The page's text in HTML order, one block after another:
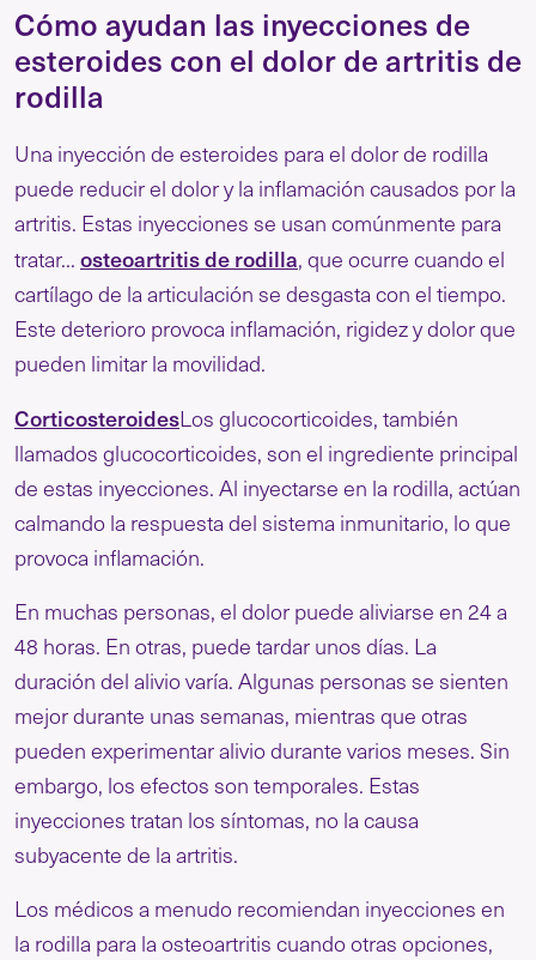
Cómo ayudan las inyecciones de
esteroides con el dolor de artritis de
rodilla
Una inyección de esteroides para el dolor de rodilla
puede reducir el dolor y la inflamación causados por la
artritis. Estas inyecciones se usan comúnmente para
tratar... osteoartritis de rodilla, que ocurre cuando el
cartílago de la articulación se desgasta con el tiempo.
Este deterioro provoca inflamación, rigidez y dolor que
pueden limitar la movilidad.
CorticosteroidesLos glucocorticoides, también
llamados glucocorticoides, son el ingrediente principal
de estas inyecciones. Al inyectarse en la rodilla, actúan
calmando la respuesta del sistema inmunitario, lo que
provoca inflamación.
En muchas personas, el dolor puede aliviarse en 24 a
48 horas. En otras, puede tardar unos días. La
duración del alivio varía. Algunas personas se sienten
mejor durante unas semanas, mientras que otras
pueden experimentar alivio durante varios meses. Sin
embargo, los efectos son temporales. Estas
inyecciones tratan los síntomas, no la causa
subyacente de la artritis.
Los médicos a menudo recomiendan inyecciones en
la rodilla para la osteoartritis cuando otras opciones,